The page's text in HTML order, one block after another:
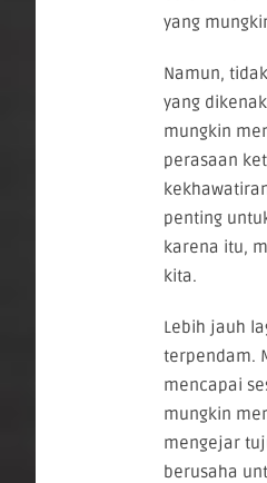
yang
Namun,
yang
mungkin
perasaan
penting
karena itu,
kita.
Lebih jauh
terpendam.
mencapai
mungkin
mengejar
berusaha